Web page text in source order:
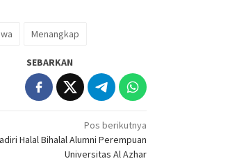
Menangkap
SEBARKAN
Pos berikutnya
Halal Bihalal Alumni Perempuan
Universitas Al Azhar